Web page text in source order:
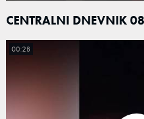
CENTRALNI DNEVNIK
00:28